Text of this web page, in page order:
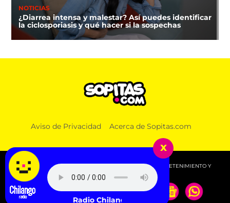
NOTICIAS
¿Diarrea intensa y malestar? Así puedes identificar
la ciclosporiasis y qué hacer si la sospechas
Aviso de Privacidad Acerca de Sopitas.com
© 2026 SOPITAS.COM - MÚSICA, NOTICIAS, DEPORTES, ENTRETENIMIENTO Y
MÁS!.
x
Escucha Radio Chilango -